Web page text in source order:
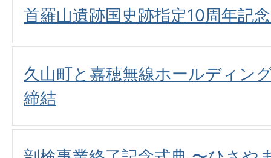
首羅山遺跡国史跡指定10周年記
久山町と嘉穂無線ホールディン
締結